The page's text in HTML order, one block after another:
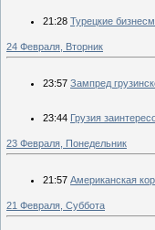
21:28 Турецкие
24 Февраля, Вторник
23:57 Зампред
23:44 Грузия
23 Февраля, Понедельник
21:57 Американская
21 Февраля, Суббота